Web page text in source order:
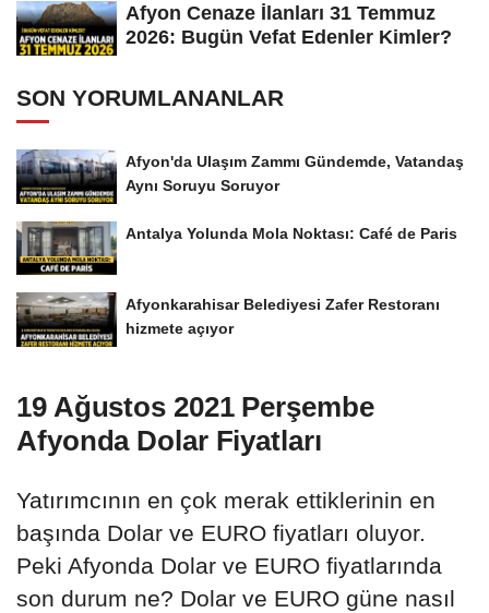
Afyon Cenaze İlanları 31 Temmuz
2026: Bugün Vefat Edenler Kimler?
SON YORUMLANANLAR
Afyon'da Ulaşım Zammı Gündemde, Vatandaş
Aynı Soruyu Soruyor
Antalya Yolunda Mola Noktası: Café de Paris
Afyonkarahisar Belediyesi Zafer Restoranı
hizmete açıyor
19 Ağustos 2021 Perşembe
Afyonda Dolar Fiyatları
Yatırımcının en çok merak ettiklerinin en
başında Dolar ve EURO fiyatları oluyor.
Peki Afyonda Dolar ve EURO fiyatlarında
son durum ne? Dolar ve EURO güne nasıl